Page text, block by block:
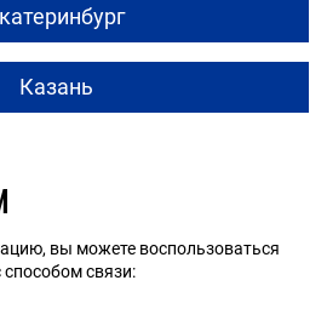
Казань
вы можете воспользоваться
связи: